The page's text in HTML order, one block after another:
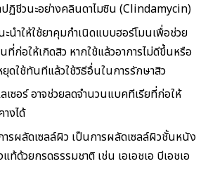
ฏิชีวนะอย่างคลินดาไมซิน (Clindamycin)
นำให้ใช้ยาคุมกำเนิดแบบฮอร์โมนเพื่อช่วย
ก่อให้เกิดสิว หากใช้แล้วอาการไม่ดีขึ้นหรือ
ดใช้ทันทีแล้วใช้วิธีอื่นในการรักษาสิว
เซอร์ อาจช่วยลดจำนวนแบคทีเรียที่ก่อให้
งได้
ารผลัดเซลล์ผิว เป็นการผลัดเซลล์ผิวชั้นหนัง
ท้ด้วยกรดธรรมชาติ เช่น เอเอชเอ บีเอชเอ